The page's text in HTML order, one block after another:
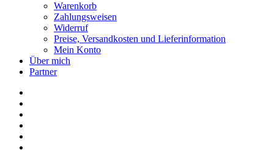
Warenkorb
Zahlungsweisen
Widerruf
Preise, Versandkosten und Lieferinformation
Mein Konto
Über mich
Partner